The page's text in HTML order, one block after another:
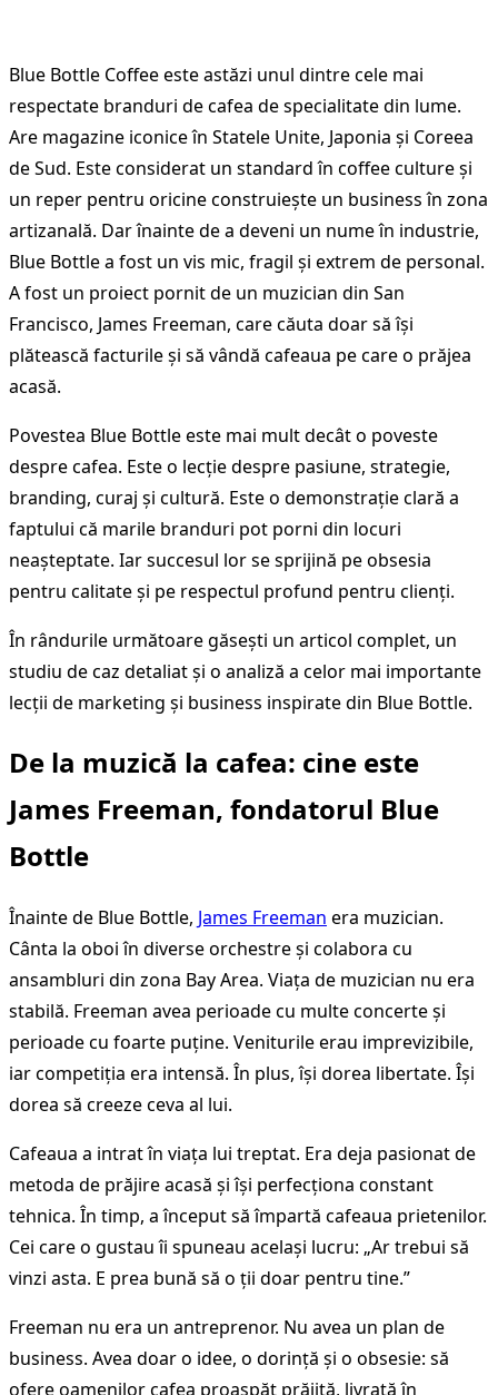
Blue Bottle Coffee este astăzi unul dintre cele mai
respectate branduri de cafea de specialitate din lume.
Are magazine iconice în Statele Unite, Japonia și Coreea
de Sud. Este considerat un standard în coffee culture și
un reper pentru oricine construiește un business în zona
artizanală. Dar înainte de a deveni un nume în industrie,
Blue Bottle a fost un vis mic, fragil și extrem de personal.
A fost un proiect pornit de un muzician din San
Francisco, James Freeman, care căuta doar să își
plătească facturile și să vândă cafeaua pe care o prăjea
acasă.
Povestea Blue Bottle este mai mult decât o poveste
despre cafea. Este o lecție despre pasiune, strategie,
branding, curaj și cultură. Este o demonstrație clară a
faptului că marile branduri pot porni din locuri
neașteptate. Iar succesul lor se sprijină pe obsesia
pentru calitate și pe respectul profund pentru clienți.
În rândurile următoare găsești un articol complet, un
studiu de caz detaliat și o analiză a celor mai importante
lecții de marketing și business inspirate din Blue Bottle.
De la muzică la cafea: cine este
James Freeman, fondatorul Blue
Bottle
Înainte de Blue Bottle, James Freeman era muzician.
Cânta la oboi în diverse orchestre și colabora cu
ansambluri din zona Bay Area. Viața de muzician nu era
stabilă. Freeman avea perioade cu multe concerte și
perioade cu foarte puține. Veniturile erau imprevizibile,
iar competiția era intensă. În plus, își dorea libertate. Își
dorea să creeze ceva al lui.
Cafeaua a intrat în viața lui treptat. Era deja pasionat de
metoda de prăjire acasă și își perfecționa constant
tehnica. În timp, a început să împartă cafeaua prietenilor.
Cei care o gustau îi spuneau același lucru: „Ar trebui să
vinzi asta. E prea bună să o ții doar pentru tine.”
Freeman nu era un antreprenor. Nu avea un plan de
business. Avea doar o idee, o dorință și o obsesie: să
ofere oamenilor cafea proaspăt prăjită, livrată în